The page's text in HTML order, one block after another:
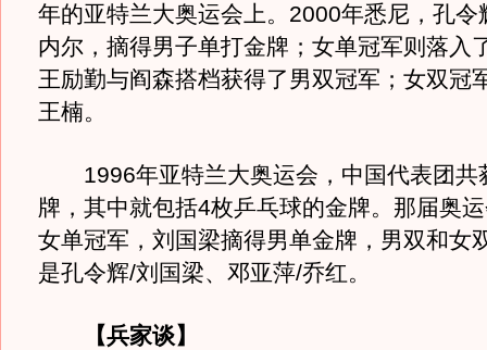
年的亚特兰大奥运会上。2000年悉尼，孔令
内尔，摘得男子单打金牌；女单冠军则落入
王励勤与阎森搭档获得了男双冠军；女双冠
王楠。
1996年亚特兰大奥运会，中国代表团共
牌，其中就包括4枚乒乓球的金牌。那届奥
女单冠军，刘国梁摘得男单金牌，男双和女
是孔令辉/刘国梁、邓亚萍/乔红。
【兵家谈】